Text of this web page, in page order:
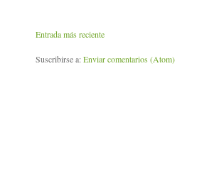
Entrada más reciente
Suscribirse a:Enviar comentarios (Atom)